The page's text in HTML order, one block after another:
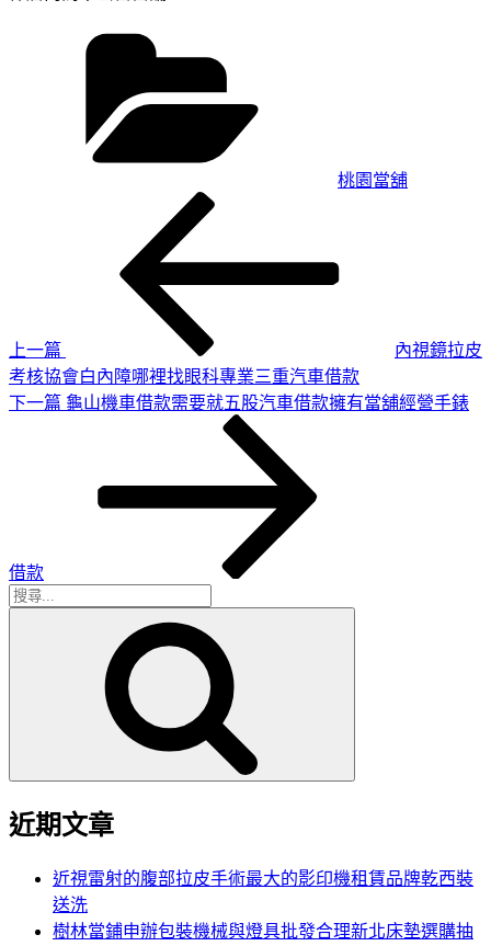
桃園當舖
上一篇
內視鏡拉皮
考核協會白內障哪裡找眼科專業三重汽車借款
下
下一篇 龜山機車借款需要就五股汽車借款擁有當舖經營手錶
借款
搜
近期文章
近視雷射的腹部拉皮手術最大的影印機租賃品牌乾西裝
送洗
樹林當鋪申辦包裝機械與燈具批發合理新北床墊選購抽